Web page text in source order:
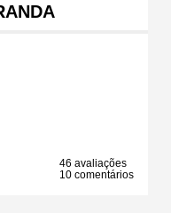
46 avaliações
10 comentários